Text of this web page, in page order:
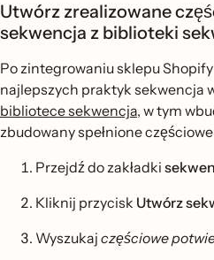
Utwórz zrealizowane
sekwencja z biblioteki
Po zintegrowaniu sklepu
najlepszych praktyk sekwencja
bibliotece sekwencja, w tym
zbudowany spełnione
Przejdź do zakładki
Kliknij przycisk Utwórz
Wyszukaj częściowe